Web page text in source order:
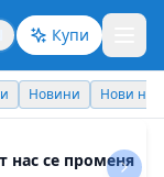
Купи
Днес празнува
лидери, а